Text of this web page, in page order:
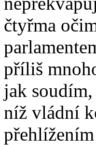
čtyřma
příliš
jak
níž vládní